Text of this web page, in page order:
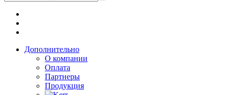
Дополнительно
О компании
Оплата
Партнеры
Продукция